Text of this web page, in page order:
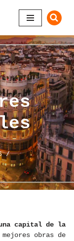
capital de la
obras de